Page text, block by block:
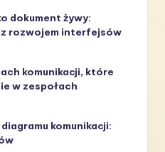
dokument żywy:
rozwojem interfejsów
komunikacji, które
w zespołach
komunikacji: